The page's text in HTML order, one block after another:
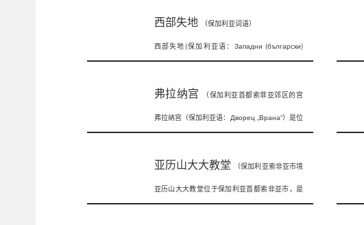
西部失地 （保加利亚词语）
西部失地(保加利亚语：Западни (български)
弗拉纳宫 （保加利亚首都索菲亚郊区的宫
殿）
弗拉纳宫（保加利亚语：Дворец „Врана“）是位
亚历山大大教堂 （保加利亚索非亚市境
内教堂）
亚历山大大教堂位于保加利亚首都索非亚市，是